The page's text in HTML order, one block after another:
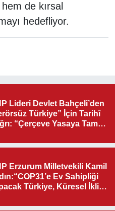
hem de kırsal
hedefliyor.
Lideri Devlet Bahçeli’den
Türkiye” İçin Tarihî
“Çerçeve Yasaya Tam
Erzurum Milletvekili Kamil
Ev Sahipliği
Türkiye, Küresel İklim